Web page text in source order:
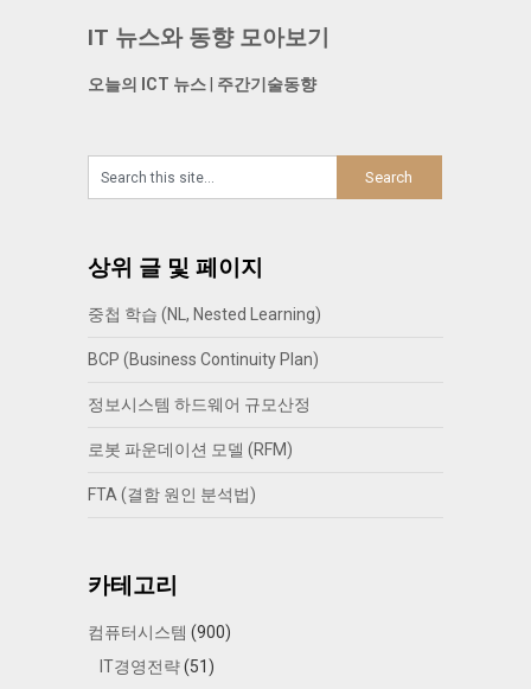
IT 뉴스와 동향 모아보기
오늘의 ICT 뉴스| 주간기술동향
상위 글 및 페이지
중첩 학습 (NL, Nested Learning)
BCP (Business Continuity Plan)
정보시스템 하드웨어 규모산정
로봇 파운데이션 모델 (RFM)
FTA (결함 원인 분석법)
카테고리
컴퓨터시스템 (900)
IT경영전략(51)